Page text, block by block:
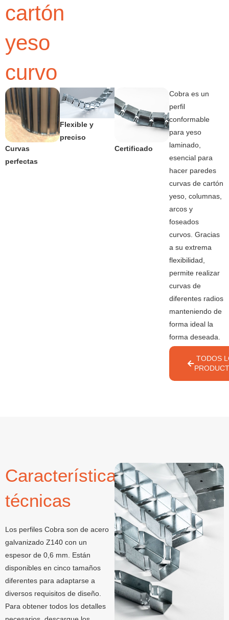
cartón
yeso
curvo
Curvas
perfectas
Flexible y
preciso
Certificado
Cobra es un
perfil
conformable
para yeso
laminado,
esencial para
hacer paredes
curvas de cartón
yeso, columnas,
arcos y
foseados
curvos. Gracias
a su extrema
flexibilidad,
permite realizar
curvas de
diferentes radios
manteniendo de
forma ideal la
forma deseada.
TODOS
Características
técnicas
Los perfiles Cobra son de acero
galvanizado Z140 con un
espesor de 0,6 mm. Están
disponibles en cinco tamaños
diferentes para adaptarse a
diversos requisitos de diseño.
Para obtener todos los detalles